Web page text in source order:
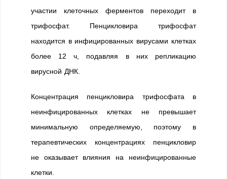
участии клеточных ферментов переходит в
трифосфат. Пенцикловира трифосфат
находится в инфицированных вирусами клетках
более 12 ч, подавляя в них репликацию
вирусной ДНК.
Концентрация пенцикловира трифосфата в
неинфицированных клетках не превышает
минимальную определяемую, поэтому в
терапевтических концентрациях пенцикловир
не оказывает влияния на неинфицированные
клетки.